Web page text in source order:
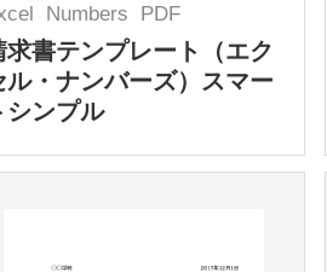
Numbers PDF
求書テンプレート（エク
ル・ナンバーズ）スマー
シンプル